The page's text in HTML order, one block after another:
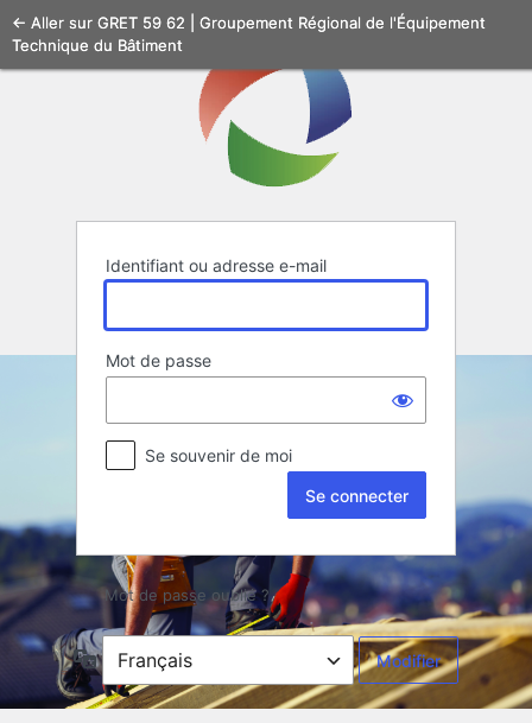
Se
connecter
Identifiant ou adresse e-mail
Mot de passe
Se souvenir de moi
Mot de passe oublié ?
← Aller sur GRET 59 62 | Groupement Régional de l'Équipement
Technique du Bâtiment
Langue